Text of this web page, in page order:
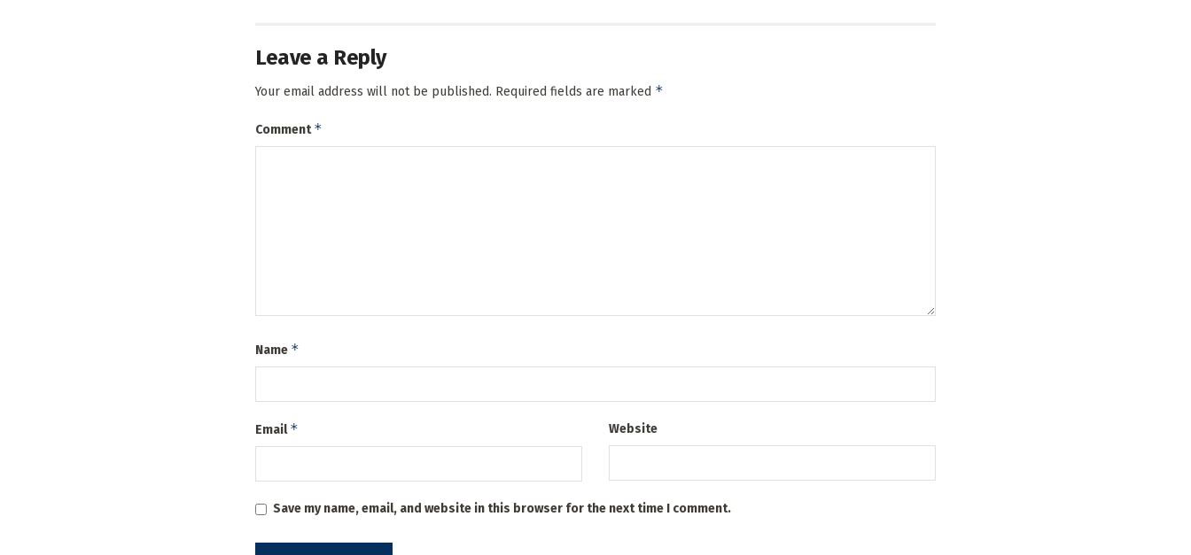
Leave a Reply
Your email address will not be published. Required fields are marked *
Comment*
Name *
Email* Website
Save my name, email, and website in this browser for the next time I comment.